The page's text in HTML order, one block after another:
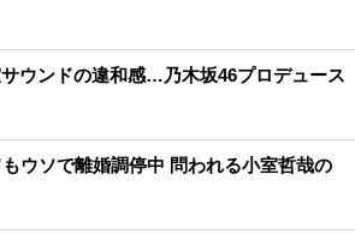
ウンドの違和感…乃木坂46プロデュース
ウソで離婚調停中 問われる小室哲哉の